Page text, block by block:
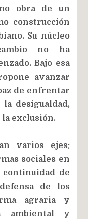
obra de un
construcción
Su núcleo
no ha
Bajo esa
avanzar
de enfrentar
la desigualdad,
exclusión.
varios ejes:
sociales en
continuidad de
de los
agraria y
ambiental y